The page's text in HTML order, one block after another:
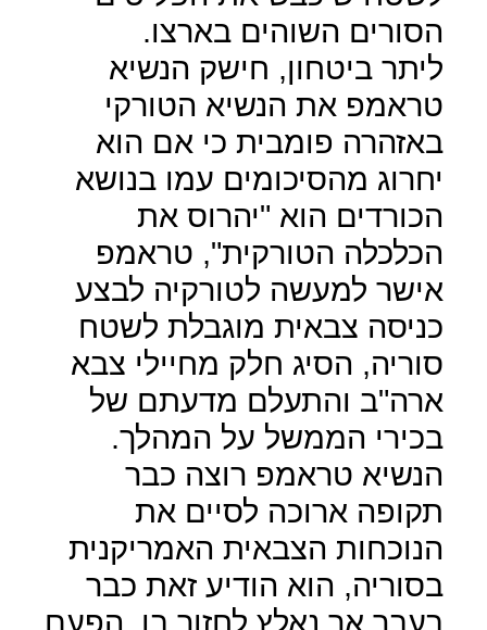
הסורים השוהים בארצו.
ליתר ביטחון, חישק הנשיא
טראמפ את הנשיא הטורקי
באזהרה פומבית כי אם הוא
יחרוג מהסיכומים עמו בנושא
הכורדים הוא "יהרוס את
הכלכלה הטורקית", טראמפ
אישר למעשה לטורקיה לבצע
כניסה צבאית מוגבלת לשטח
סוריה, הסיג חלק מחיילי צבא
ארה"ב והתעלם מדעתם של
בכירי הממשל על המהלך.
הנשיא טראמפ רוצה כבר
תקופה ארוכה לסיים את
הנוכחות הצבאית האמריקנית
בסוריה, הוא הודיע זאת כבר
בעבר אך נאלץ לחזור בו, הפעם